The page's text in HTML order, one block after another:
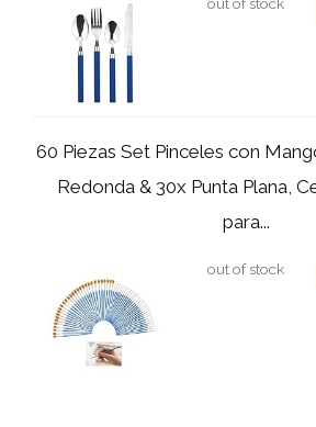
60 Piezas Set Pinceles con
Redonda & 30x Punta Plana,
para...
out of stock